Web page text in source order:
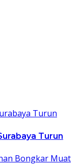
Turun